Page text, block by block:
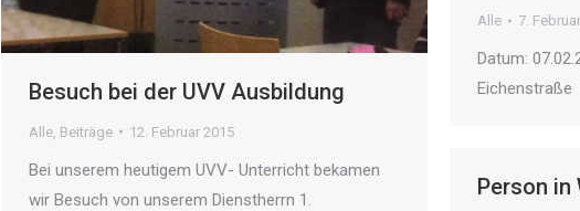
Besuch bei der UVV Ausbildung
Alle Beiträge 12. Februar 2015
Bei unserem heutigem UVV- Unterricht bekamen
wir Besuch von unserem Dienstherrn 1.
Alle 7.
Datum:
Eichenstraße
Person in